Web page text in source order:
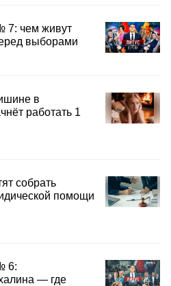
7: чем живут
выборами
в
работать 1
собрать
помощи
6:
— где